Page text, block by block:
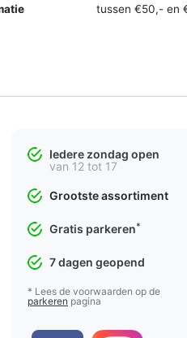
tussen €50,- en
Iedere zondag open
van 12 tot 17
Grootste assortiment
Gratis parkeren*
7 dagen geopend
* Lees de voorwaarden op de
parkeren pagina